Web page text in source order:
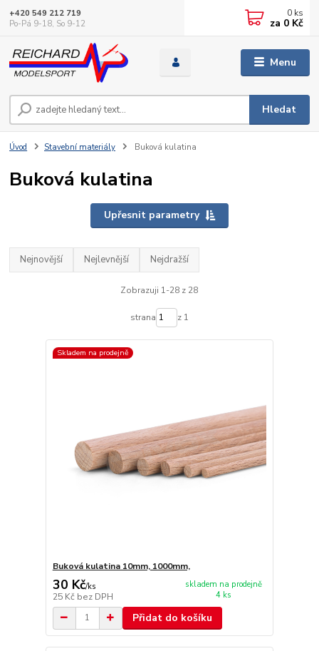
Menu
Hledat
+420 549 212 719
Po-Pá 9-18, So 9-12
0 ks
za 0 Kč
Úvod Stavební materiály Buková kulatina
Buková kulatina
Upřesnit parametry
Nejnovější Nejlevnější Nejdražší
Zobrazuji 1-28 z 28
strana z 1
Skladem na prodejně
Buková kulatina 10mm, 1000mm,
30 Kč/ks
25 Kč bez DPH
skladem na prodejně
4 ks
Přidat do košíku